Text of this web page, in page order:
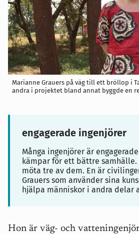
Marianne Grauers på väg till ett bröllop i
andra i projektet bland annat byggde en
engagerade ingenjörer
Många ingenjörer är
kämpar för ett bättre samhälle.
möta tre av dem. En är
Grauers som använder sina
hjälpa människor i andra delar
Hon är väg- och